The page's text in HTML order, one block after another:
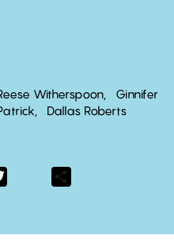
Witherspoon
Ginnifer
Dallas Roberts